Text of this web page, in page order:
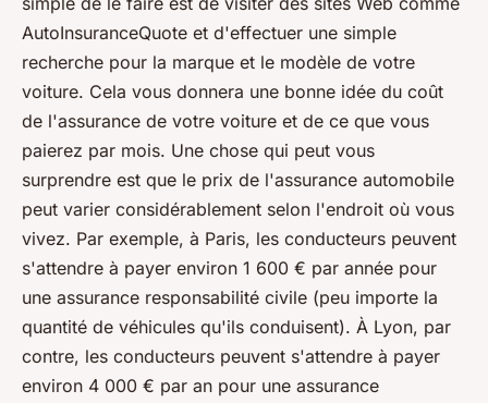
AutoInsuranceQuote et d'effectuer une simple
recherche pour la marque et le modèle de votre
voiture. Cela vous donnera une bonne idée du coût
de l'assurance de votre voiture et de ce que vous
paierez par mois. Une chose qui peut vous
surprendre est que le prix de l'assurance automobile
peut varier considérablement selon l'endroit où vous
vivez. Par exemple, à Paris, les conducteurs peuvent
s'attendre à payer environ 1 600 € par année pour
une assurance responsabilité civile (peu importe la
quantité de véhicules qu'ils conduisent). À Lyon, par
contre, les conducteurs peuvent s'attendre à payer
environ 4 000 € par an pour une assurance